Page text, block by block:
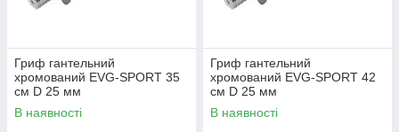
Гриф гантельний
хромований EVG-SPORT 35
см D 25 мм
В наявності
Гриф гантельний
хромований EVG-SPORT 42
см D 25 мм
В наявності